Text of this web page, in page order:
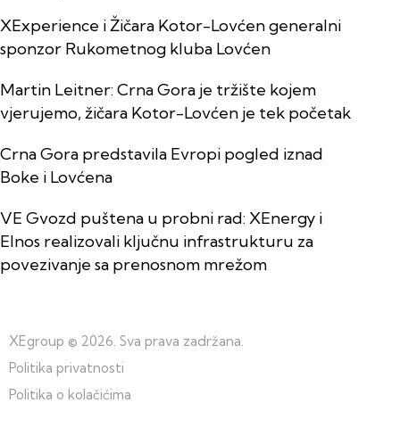
XExperience i Žičara Kotor-Lovćen generalni
sponzor Rukometnog kluba Lovćen
Martin Leitner: Crna Gora je tržište kojem
vjerujemo, žičara Kotor-Lovćen je tek početak
Crna Gora predstavila Evropi pogled iznad
Boke i Lovćena
VE Gvozd puštena u probni rad: XEnergy i
Elnos realizovali ključnu infrastrukturu za
povezivanje sa prenosnom mrežom
XEgroup © 2026. Sva prava zadržana.
Politika privatnosti
Politika o kolačićima